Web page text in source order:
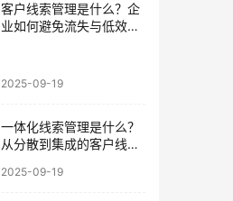
客户线索管理是什么？企
业如何避免流失与低效跟
2025-09-19
一体化线索管理是什么？
从分散到集成的客户线索
2025-09-19